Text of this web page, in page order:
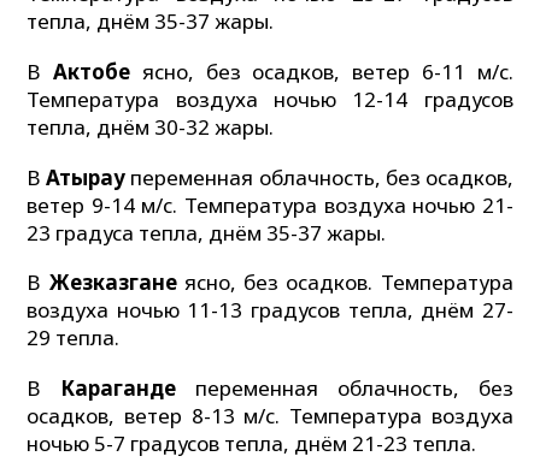
тепла, днём 35-37 жары.
ВАктобе ясно, без осадков, ветер 6-11 м/с.
Температура воздуха ночью 12-14 градусов
тепла, днём 30-32 жары.
ВАтырау переменная облачность, без осадков,
ветер 9-14 м/с. Температура воздуха ночью 21-
23 градуса тепла, днём 35-37 жары.
В Жезказганеясно, без осадков. Температура
воздуха ночью 11-13 градусов тепла, днём 27-
29 тепла.
В Караганде переменная облачность, без
осадков, ветер 8-13 м/с. Температура воздуха
ночью 5-7 градусов тепла, днём 21-23 тепла.